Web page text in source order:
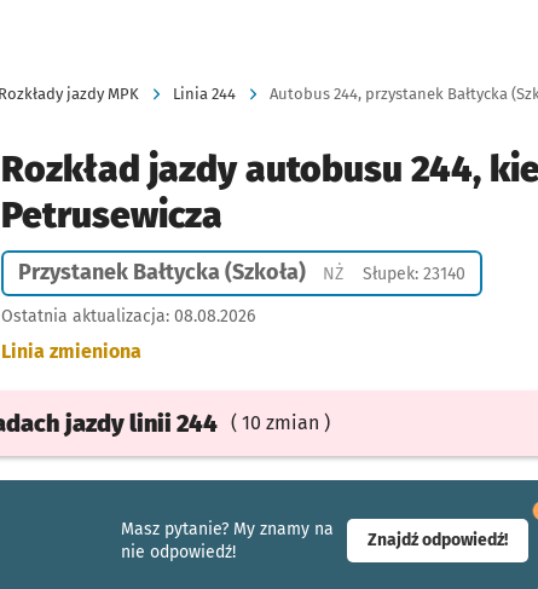
Rozkłady jazdy MPK Linia 244 Autobus 244, przystanek Bałtycka
Rozkład jazdy autobusu 244,
Petrusewicza
Przystanek Bałtycka (Szkoła) NŻPrzystanek na życzenie
Słupek: 23140
Ostatnia aktualizacja: 08.08.2026
Linia zmieniona
jazdylinii 244 ( 10 zmian )
Masz pytanie? My znamy na
nie odpowiedź!
Znajdź odpowiedź!-